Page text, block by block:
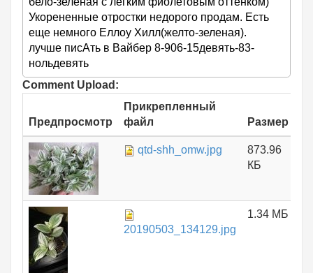
Укорененные отростки недорого продам. Есть
еще немного Еллоу Хилл(желто-зеленая).
лучше писАть в Вайбер 8-906-15девять-83-
нольдевять
Comment Upload:
Предпросмотр
Прикрепленный
файл
Размер
qtd-shh_omw.jpg
873.96
КБ
20190503_134129.jpg
1.34 МБ